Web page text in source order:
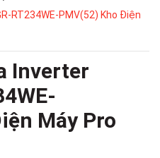
RT234WE-PMV(52) Kho Điện
Inverter
Máy Pro